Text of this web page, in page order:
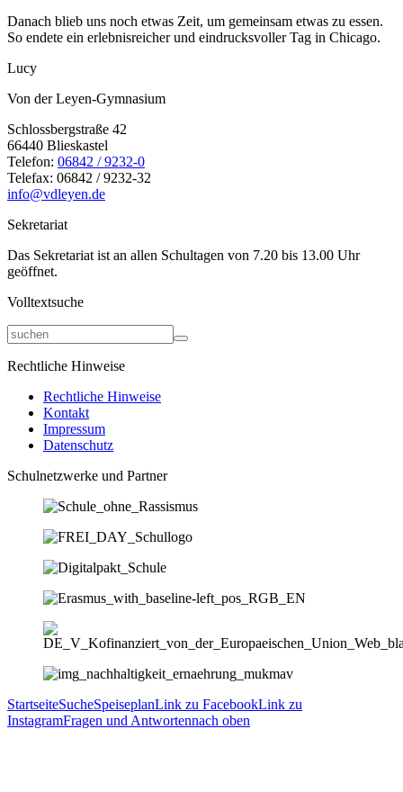
Danach blieb uns noch etwas Zeit, um gemeinsam etwas zu essen.
So endete ein erlebnisreicher und eindrucksvoller Tag in Chicago.
Lucy
Von der Leyen-Gymnasium
Schlossbergstraße 42
66440 Blieskastel
Telefon: 06842 / 9232-0
Telefax: 06842 / 9232-32
info@vdleyen.de
Sekretariat
Das Sekretariat ist an allen Schultagen von 7.20 bis 13.00 Uhr
geöffnet.
Volltextsuche
Rechtliche Hinweise
Rechtliche Hinweise
Kontakt
Impressum
Datenschutz
Schulnetzwerke und Partner
StartseiteSucheSpeiseplanLink zu FacebookLink zu
InstagramFragen und Antwortennach oben